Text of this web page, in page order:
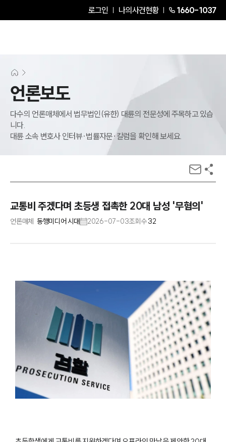
로그인 나의사건현황 1660-1037
언론보도
다수의 언론매체에서 법무법인(유한) 대륜의 전문성에 주목하고 있습
니다.
대륜 소속 변호사 인터뷰·법률자문·칼럼을 확인해 보세요.
교통비 주겠다며 초등생 접촉한 20대 남성 '무혐의'
언론매체 동행미디어 시대 2026-07-03조회수32